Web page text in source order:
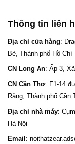
Thông tin liên
Địa chỉ cửa hàng:
Bè, Thành phố Hồ Chí
CN Long An: Ấp 3,
CN Cần Thơ: F1-14
Răng, Thành phố Cần
Địa chỉ nhà máy:
Hà Nội
Email :